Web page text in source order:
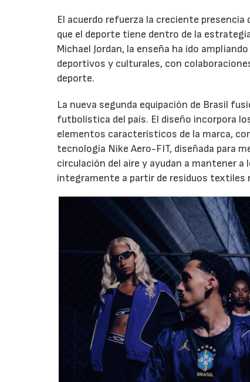
El acuerdo refuerza la creciente
que el deporte tiene dentro de la
Michael Jordan, la enseña ha ido
deportivos y culturales, con
deporte.
La nueva segunda equipación de Brasil
futbolística del país. El diseño incorpora
elementos característicos de la marca,
tecnología Nike Aero-FIT, diseñada para
circulación del aire y ayudan a mantener
íntegramente a partir de residuos textiles